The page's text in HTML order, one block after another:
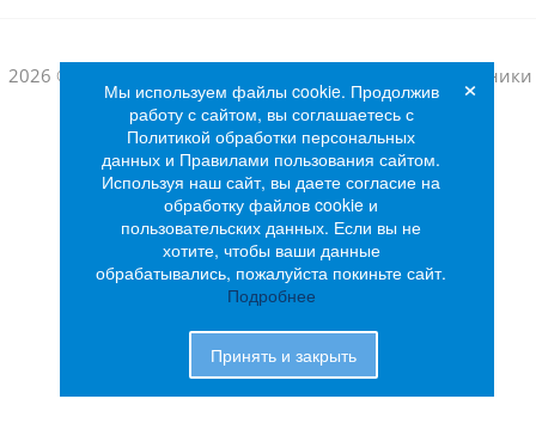
2026 © Интернет-магазин бытовой техники и электроники
«Лидер»
Мы используем файлы cookie. Продолжив
работу с сайтом, вы соглашаетесь с
Политикой обработки персональных
данных и Правилами пользования сайтом.
Используя наш сайт, вы даете согласие на
обработку файлов cookie и
пользовательских данных. Если вы не
хотите, чтобы ваши данные
обрабатывались, пожалуйста покиньте сайт.
Подробнее
Принять и закрыть
×